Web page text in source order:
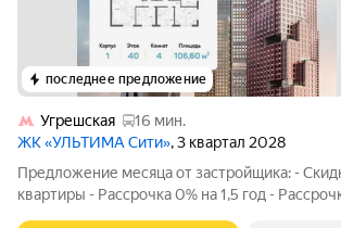
последнее предложение
Угрешская
16 мин.
ЖК «УЛЬТИМА Сити», 3 квартал 2028
Предложение месяца от застройщика: -
квартиры - Рассрочка 0% на 1,5 год -